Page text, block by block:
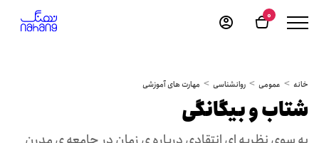
0
خانه عمومی روانشناسی مهارت های آموزشی
شتاب و بیگانگی